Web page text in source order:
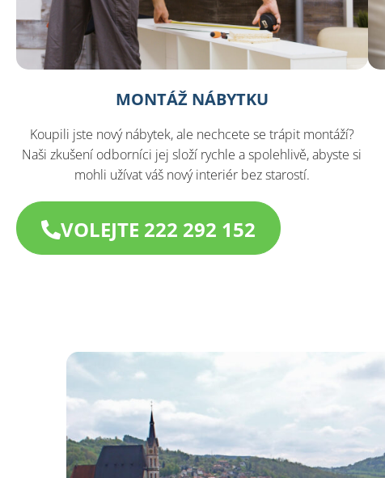
MONTÁŽ NÁBYTKU
Koupili jste nový nábytek, ale nechcete se trápit montáží?
Naši zkušení odborníci jej složí rychle a spolehlivě, abyste si
mohli užívat váš nový interiér bez starostí.
VOLEJTE 222 292 152